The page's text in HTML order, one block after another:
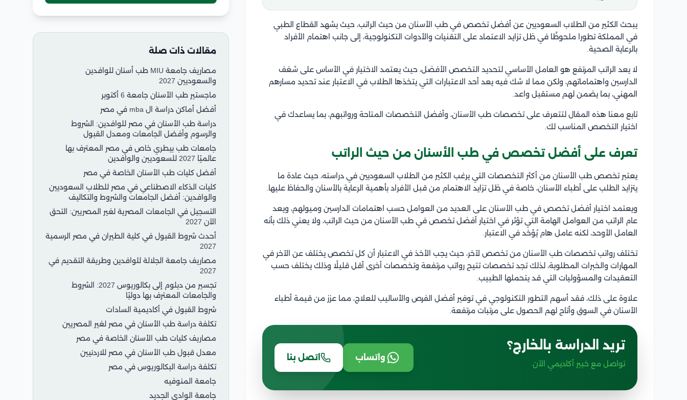
يبحث الكثير من الطلاب السعوديين عن أفضل تخصص في طب الأسنان من حيث الراتب، حيث يشهد القطاع الطبي
في المملكة تطورا ملحوظًا في ظل تزايد الاعتماد على التقنيات والأدوات التكنولوجية، إلى جانب اهتمام الأفراد
بالرعاية الصحية.
لا يعد الراتب المرتفع هو العامل الأساسي لتحديد التخصص الأفضل، حيث يعتمد الاختيار في الأساس على شغف
الدارسين واهتماماتهم، ولكن مما لا شك فيه يعد أحد الاعتبارات التي يتخذها الطلاب في الاعتبار عند تحديد مسارهم
المهني، بما يضمن لهم مستقبل واعد.
تابع معنا هذه المقال لتتعرف على تخصصات طب الأسنان، وأفضل التخصصات المتاحة ورواتبهم، بما يساعدك في
اختيار التخصص المناسب لك.
تعرف على أفضل تخصص في طب الأسنان من حيث الراتب
يعتبر تخصص طب الأسنان من أكثر التخصصات التي يرغب الكثير من الطلاب السعوديين في دراسته، حيث عادة ما
يتزايد الطلب على أطباء الأسنان، خاصة في ظل تزايد الاهتمام من قبل الأفراد بأهمية الرعاية بالأسنان والحفاظ عليها.
ويعتمد اختيار أفضل تخصص في طب الأسنان على العديد من العوامل حسب اهتمامات الدارسين وميولهم، ويعد
عام الراتب من العوامل الهامة التي تؤثر في اختيار أفضل تخصص في طب الأسنان من حيث الراتب، ولا يعني ذلك بأنه
العامل الأوحد، لكنه عامل هام يُؤخد في الاعتبار.
تختلف رواتب تخصصات طب الأسنان من تخصص لآخر، حيث يجب الأخذ في الاعتبار أن كل تخصص يختلف عن الآخر في
المهارات والخبرات المطلوبة، لذلك تجد تخصصات تتيح رواتب مرتفعة وتخصصات أخرى أقل قليلًا وذلك يختلف حسب
التعقيدات والمسؤوليات التي قد يتحملها الطبيب.
علاوة على ذلك، فقد أسهم التطور التكنولوجي في توفير أفضل الفرص والأساليب للعلاج، مما عزز من قيمة أطباء
الأسنان في السوق وأتاح لهم الحصول على مرتبات مرتفعة.
تريد الدراسة بالخارج؟
تواصل مع خبير أكاديمي الآن
واتساب اتصل بنا
مقالات ذات صلة
مصاريف جامعة MIU طب أسنان للوافدين
والسعوديين 2027
ماجستير طب الأسنان جامعة 6 أكتوبر
أفضل أماكن دراسة ال mba في مصر
دراسة طب الأسنان في مصر للوافدين: الشروط
والرسوم وأفضل الجامعات ومعدل القبول
جامعات طب بيطري خاص في مصر المعترف بها
عالميًا 2027 للسعوديين والوافدين
أفضل كليات طب الأسنان الخاصة في مصر
كليات الذكاء الاصطناعي في مصر للطلاب السعوديين
والوافدين: أفضل الجامعات والشروط والتكاليف
التسجيل في الجامعات المصرية لغير المصريين: التحق
الآن 2027
أحدث شروط القبول في كلية الطيران في مصر الرسمية
2027
مصاريف جامعة الجلالة للوافدين وطريقة التقديم في
2027
تجسير من دبلوم إلى بكالوريوس 2027: الشروط
والجامعات المعترف بها دوليًا
شروط القبول في أكاديمية السادات
تكلفة دراسة طب الأسنان في مصر لغير المصريين
مصاريف كليات طب الأسنان الخاصة في مصر
معدل قبول طب الأسنان في مصر للاردنيين
تكلفة دراسة البكالوريوس في مصر
جامعة المنوفيه
جامعة الوادى الجديد